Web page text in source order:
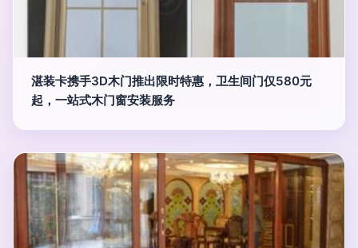
湛装卡携手3D木门推出限时特惠，卫生间门仅580元
起，一站式木门窗安装服务